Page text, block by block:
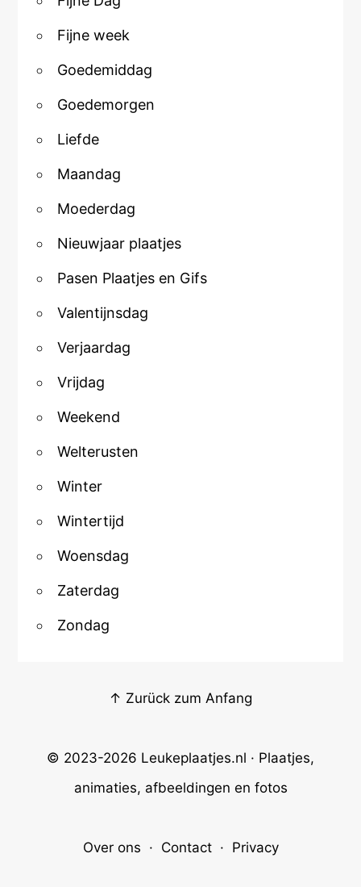
Fijne week
Goedemiddag
Goedemorgen
Liefde
Maandag
Moederdag
Nieuwjaar plaatjes
Pasen Plaatjes en Gifs
Valentijnsdag
Verjaardag
Vrijdag
Weekend
Welterusten
Winter
Wintertijd
Woensdag
Zaterdag
Zondag
↑ Zurück zum Anfang
© 2023-2026 Leukeplaatjes.nl · Plaatjes,
animaties, afbeeldingen en fotos
Over ons · Contact· Privacy